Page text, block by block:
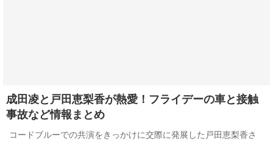
成田凌と戸田恵梨香が熱愛！フライデーの車と接触
事故など情報まとめ
コードブルーでの共演をきっかけに交際に発展した戸田恵梨香さ